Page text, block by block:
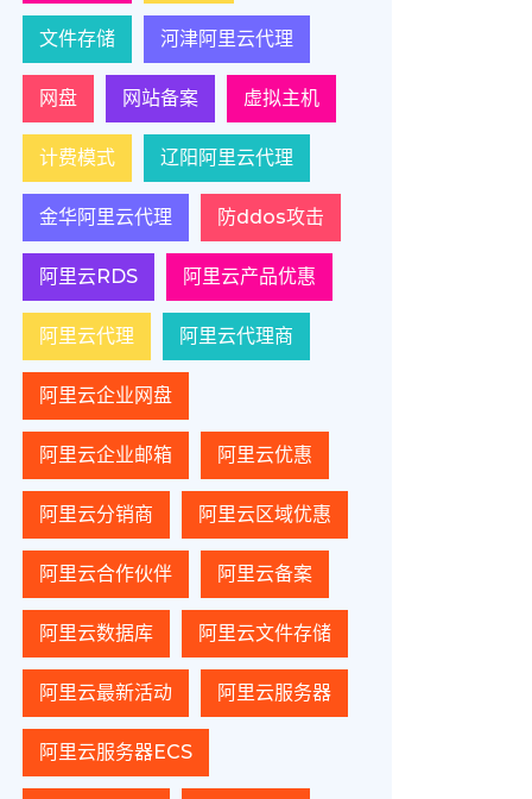
文件存储 河津阿里云代理
网盘 网站备案 虚拟主机
计费模式 辽阳阿里云代理
金华阿里云代理 防ddos攻击
阿里云RDS 阿里云产品优惠
阿里云代理 阿里云代理商
阿里云企业网盘
阿里云企业邮箱 阿里云优惠
阿里云分销商 阿里云区域优惠
阿里云合作伙伴 阿里云备案
阿里云数据库 阿里云文件存储
阿里云最新活动 阿里云服务器
阿里云服务器ECS